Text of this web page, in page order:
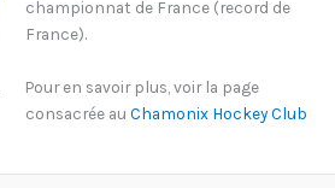
championnat de France (record de
France).
Pour en savoir plus, voir la page
consacrée au Chamonix Hockey Club